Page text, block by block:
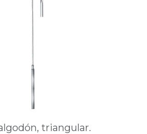
triangular.